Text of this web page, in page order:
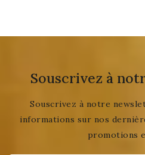
Souscrivez à
Souscrivez à notre
informations sur nos
promotions